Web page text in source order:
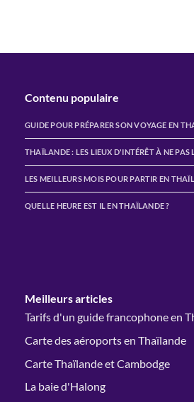
Contenu populaire
GUIDE POUR PRÉPARER SON VOYAGE EN
THAÏLANDE : LES LIEUX D'INTÉRÊT À NE PAS
LES MEILLEURS MOIS POUR PARTIR EN
QUELLE HEURE EST IL EN THAÏLANDE ?
Meilleurs articles
Tarifs d'un guide francophone en
Carte des aéroports en Thaïlande
Carte Thaïlande et Cambodge
La baie d'Halong